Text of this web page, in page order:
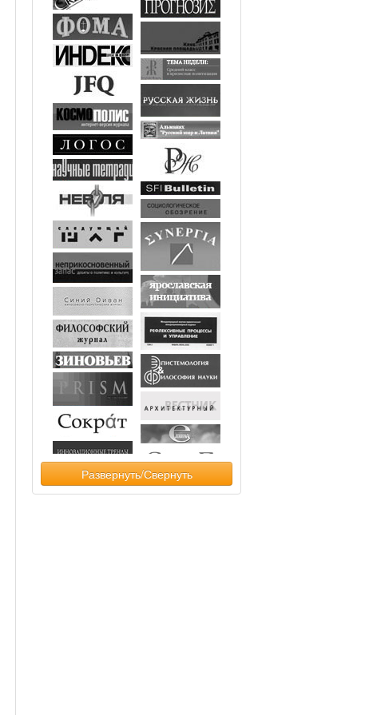
Развернуть/Свернуть